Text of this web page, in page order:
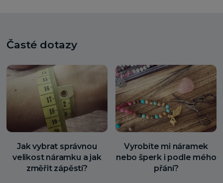
Časté dotazy
Jak vybrat správnou
velikost náramku a jak
změřit zápěstí?
Vyrobíte mi náramek
nebo šperk i podle mého
přání?